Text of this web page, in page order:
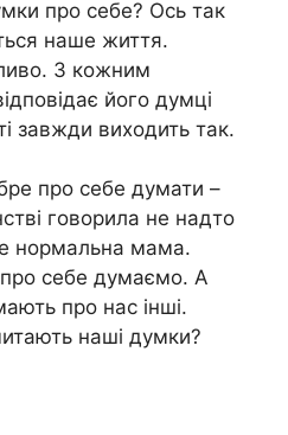
про себе? Ось так
наше життя.
З кожним
його думці
завжди виходить так.
про себе думати –
говорила не надто
нормальна мама.
себе думаємо. А
про нас інші.
наші думки?